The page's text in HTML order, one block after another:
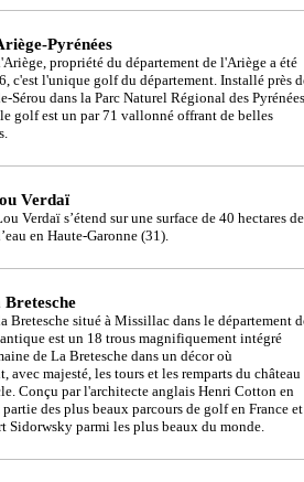
Pyrénées
propriété du département de l'Ariège a été
c'est l'unique golf du département. Installé près
Sérou dans la Parc Naturel Régional des Pyrénées
golf est un par 71 vallonné offrant de belles
Verdaï
Verdaï s’étend sur une surface de 40 hectares de
en Haute-Garonne (31).
Bretesche situé à Missillac dans le département
est un 18 trous magnifiquement intégré
de La Bretesche dans un décor où
avec majesté, les tours et les remparts du château
Conçu par l'architecte anglais Henri Cotton en
des plus beaux parcours de golf en France et
Sidorwsky parmi les plus beaux du monde.